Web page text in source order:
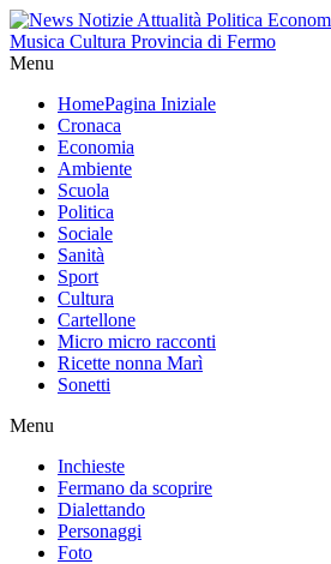
Menu
HomePagina Iniziale
Cronaca
Economia
Ambiente
Scuola
Politica
Sociale
Sanità
Sport
Cultura
Cartellone
Micro micro racconti
Ricette nonna Marì
Sonetti
Menu
Inchieste
Fermano da scoprire
Dialettando
Personaggi
Foto